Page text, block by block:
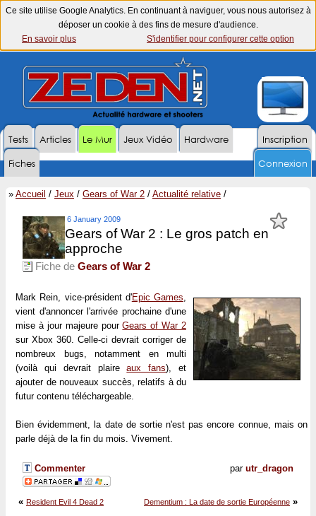
Ce site utilise Google Analytics. En continuant à naviguer, vous nous autorisez à
déposer un cookie à des fins de mesure d'audience.
En savoir plus
S'identifier pour configurer cette option
Inscription
Tests Articles Le Mur Jeux Vidéo
Hardware
Fiches
Connexion
» Accueil / Jeux / Gears of War 2 / Actualité relative /
6 January 2009
Gears of War 2 : Le gros patch en
approche
Fiche de Gears of War 2
Mark Rein, vice-président d'Epic Games,
vient d'annoncer l'arrivée prochaine d'une
mise à jour majeure pourGears of War 2
sur Xbox 360. Celle-ci devrait corriger de
nombreux bugs, notamment en multi
(voilà qui devrait plaireaux fans), et
ajouter de nouveaux succès, relatifs à du
futur contenu téléchargeable.
Bien évidemment, la date de sortie n'est pas encore connue, mais on
parle déjà de la fin du mois. Vivement.
par utr_dragon
Commenter
Dementium : La date de sortie Européenne »
« Resident Evil 4 Dead 2